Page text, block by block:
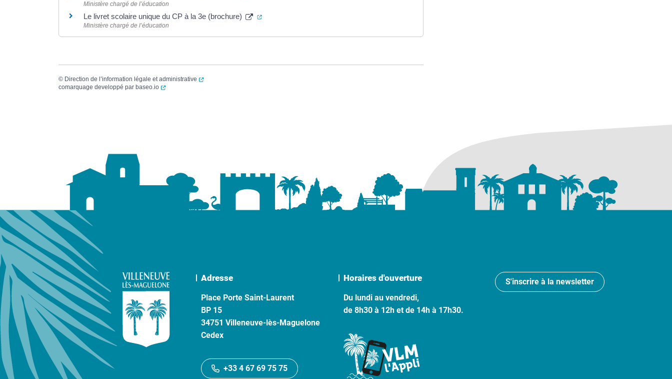
Ministère chargé de l’éducation
Le livret scolaire unique du CP à la 3e (brochure) (ouverture dans un nouvel onglet)
Ministère chargé de l’éducation
© Direction de l’information légale et administrative
(ouverture dans un nouvel onglet)
comarquage developpé par baseo.io (ouverture dans un nouvel onglet)
Adresse
Place Porte Saint-Laurent
BP 15
34751 Villeneuve-lès-Maguelone
Cedex
+33 4 67 69 75 75
Horaires d'ouverture
Du lundi au vendredi,
de 8h30 à 12h et de 14h à 17h30.
S'inscrire à la newsletter